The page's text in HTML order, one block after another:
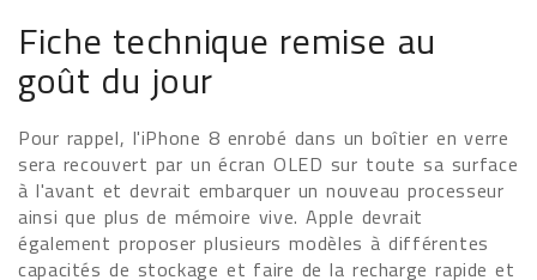
Fiche technique remise au
goût du jour
Pour rappel, l'iPhone 8 enrobé dans un boîtier en verre
sera recouvert par un écran OLED sur toute sa surface
à l'avant et devrait embarquer un nouveau processeur
ainsi que plus de mémoire vive. Apple devrait
également proposer plusieurs modèles à différentes
capacités de stockage et faire de la recharge rapide et